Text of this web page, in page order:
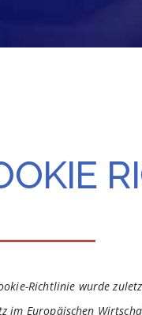
Richtlinie wurde
im Europäischen